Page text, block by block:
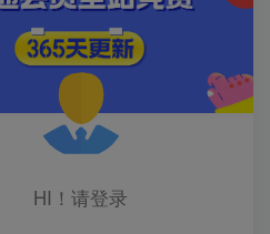
HI！请登录